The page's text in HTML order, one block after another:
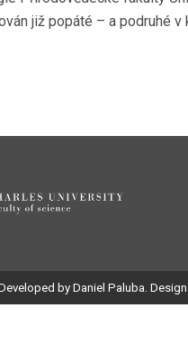
již popáté – a podruhé
by Daniel Paluba.